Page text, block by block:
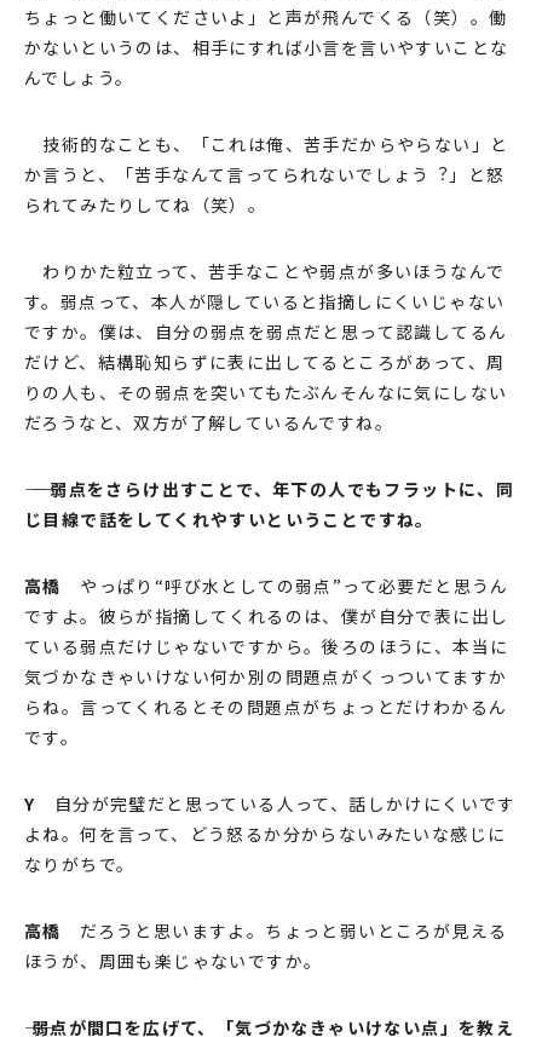
ちょっと働いてくださいよ」と声が⾶んでくる（笑）。働
かないというのは、相⼿にすれば⼩⾔を⾔いやすいことな
んでしょう。
技術的なことも、「これは俺、苦⼿だからやらない」と
か⾔うと、「苦⼿なんて⾔ってられないでしょう︖」と怒
られてみたりしてね（笑）。
わりかた粒⽴って、苦⼿なことや弱点が多いほうなんで
す。弱点って、本⼈が隠していると指摘しにくいじゃない
ですか。僕は、⾃分の弱点を弱点だと思って認識してるん
だけど、結構恥知らずに表に出してるところがあって、周
りの⼈も、その弱点を突いてもたぶんそんなに気にしない
だろうなと、双⽅が了解しているんですね。
―― ―弱点をさらけ出すことで、年下の⼈でもフラットに、同
じ⽬線で話をしてくれやすいということですね。
⾼橋 やっぱり“呼び⽔としての弱点”って必要だと思うん
ですよ。彼らが指摘してくれるのは、僕が⾃分で表に出し
ている弱点だけじゃないですから。後ろのほうに、本当に
気づかなきゃいけない何か別の問題点がくっついてますか
らね。⾔ってくれるとその問題点がちょっとだけわかるん
です。
Y ⾃分が完璧だと思っている⼈って、話しかけにくいです
よね。何を⾔って、どう怒るか分からないみたいな感じに
なりがちで。
⾼橋 だろうと思いますよ。ちょっと弱いところが⾒える
ほうが、周囲も楽じゃないですか。
―― 弱点が間⼝を広げて、「気づかなきゃいけない点」を教え